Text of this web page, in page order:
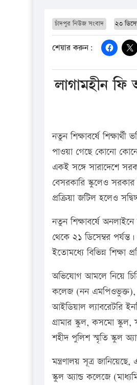
চাঁদপুর নিউজ সংবাদ ২৩
শেয়ার করুন:
লাগামহীন ফি
নতুন শিক্ষাবর্ষে
পাওয়া গেছে কোনো
একই সঙ্গে সারাদেশে
বেসরকারি স্কুলেও সরকার
প্রক্রিয়া জটিল হলেও
নতুন শিক্ষাবর্ষে
থেকে ২১ ডিসেম্বর
ইতোমধ্যে বিভিন্ন শিক্ষা
অভিযোগ আমলে নিয়ে
কলেজ (নন এমপিওভুক্ত),
আইডিয়াল ল্যাবরেটরি
গ্রামার স্কুল, কসমো
শহীদ পুলিশ স্মৃতি স্কুল
মন্ত্রণালয় সূত্র
স্কুল অ্যান্ড কলেজে